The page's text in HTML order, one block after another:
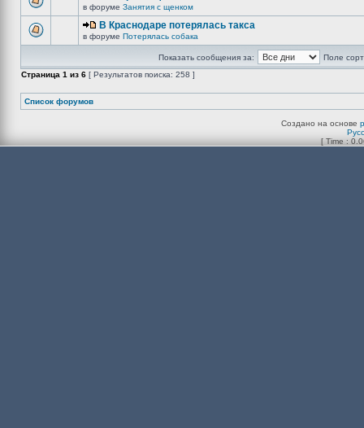
в форуме Занятия с щенком
В Краснодаре потерялась такса
в форуме Потерялась собака
Показать сообщения за:
Поле
Страница 1 из 6 [ Результатов поиска: 258 ]
Список форумов
Создано на основе
[ Time :